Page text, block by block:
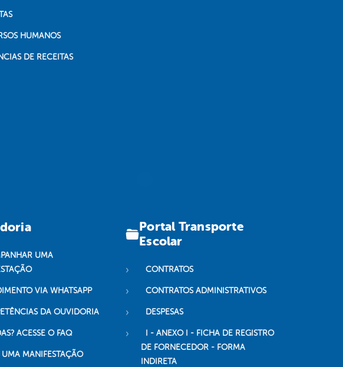
HUMANOS
DE RECEITAS
UMA
VIA WHATSAPP
DA OUVIDORIA
ACESSE O FAQ
UMA MANIFESTAÇÃO
Portal Transporte
Escolar
CONTRATOS
CONTRATOS ADMINISTRATIVOS
DESPESAS
I - ANEXO I - FICHA DE REGISTRO
DE FORNECEDOR - FORMA
INDIRETA